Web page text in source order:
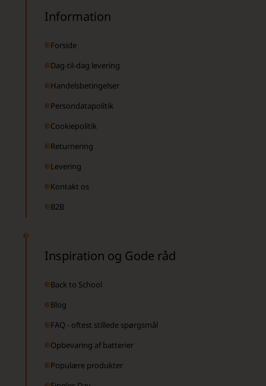
Information
Forside
Dag-til-dag levering
Handelsbetingelser
Persondatapolitik
Cookiepolitik
Returnering
Levering
Kontakt os
B2B
Inspiration og Gode råd
Back to School
Blog
FAQ - oftest stillede spørgsmål
Opbevaring af batterier
Populære produkter